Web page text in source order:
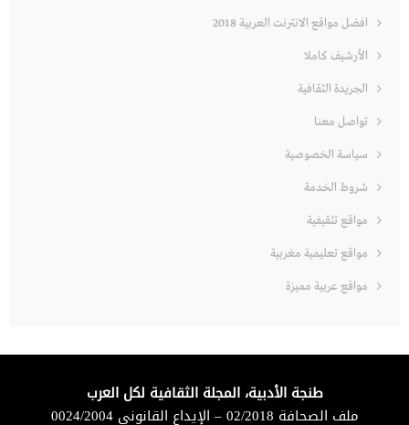
افضل مواقع الانترنت العربية 2018
الأرشيف كاملا
الجريدة الثقافية
تواصل معنا
سياسة الخصوصية
شروط الخدمة
مواقع تثقيفية
مواقع تعليمية مغربية
مواقع عربية مميزة
طنجة الأدبية، المجلة الثقافية لكل العرب
ملف الصحافة 02/2018 – الإيداع القانوني 0024/2004